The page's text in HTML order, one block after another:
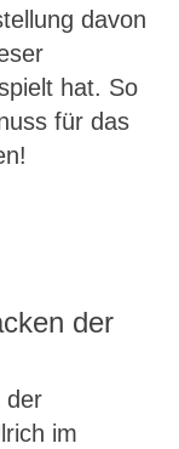
davon
hat. So
für das
der
der
im